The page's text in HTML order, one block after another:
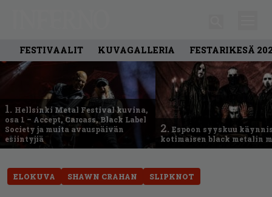
FESTIVAALIT KUVAGALLERIA FESTARIKESÄ
1. Hellsinki Metal Festival kuvina,
osa 1 – Accept, Carcass, Black Label
Society ja muita avauspäivän
esiintyjiä
2. Espoon syyskuu
kotimaisen black metalin
ELOKUVA SHAWN CRAHAN SLIPKNOT